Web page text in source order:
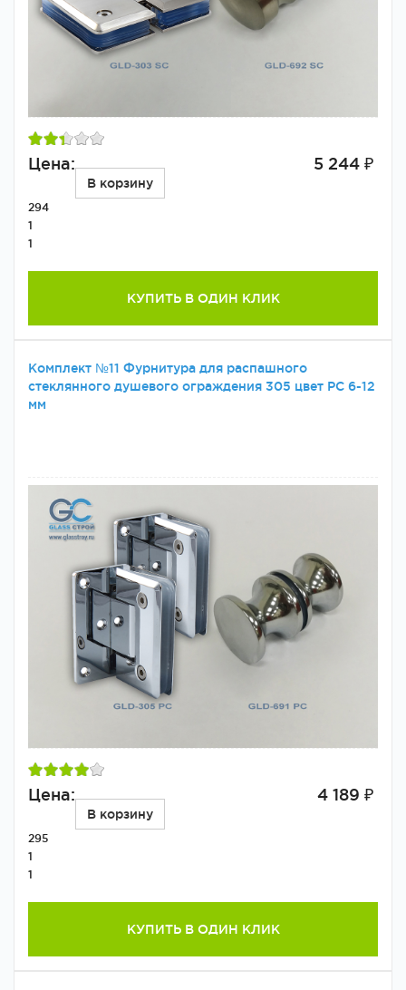
Цена: 5 244 ₽
В корзину
294
1
1
КУПИТЬ В ОДИН КЛИК
Комплект №11 Фурнитура для распашного
стеклянного душевого ограждения 305 цвет PC 6-12
мм
Цена: 4 189 ₽
В корзину
295
1
1
КУПИТЬ В ОДИН КЛИК